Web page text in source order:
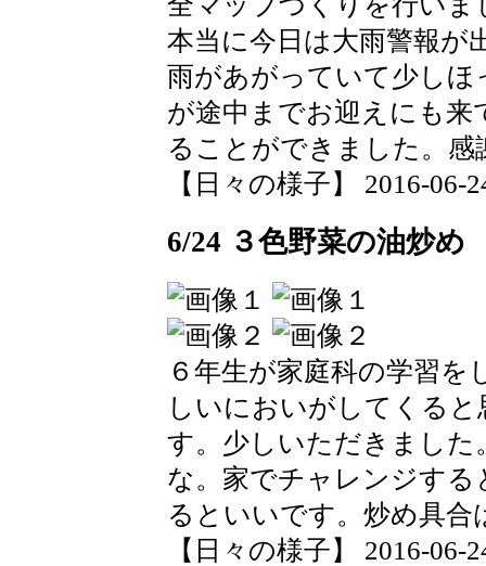
本当に今日は大雨警報が
雨があがっていて少し
が途中までお迎えにも来
ることができました。感
【日々の様子】 2016-06-
6/24 ３色野菜の油炒め
６年生が家庭科の学習
しいにおいがしてくる
す。少しいただきました
な。家でチャレンジす
るといいです。炒め具
【日々の様子】 2016-06-